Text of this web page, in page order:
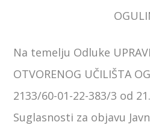
Na temelju Odluke
OTVORENOG UČILIŠTA
2133/60-01-22-383/3 od
Suglasnosti za objavu